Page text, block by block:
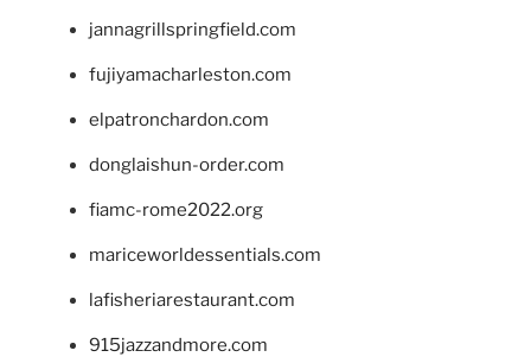
jannagrillspringfield.com
fujiyamacharleston.com
elpatronchardon.com
donglaishun-order.com
fiamc-rome2022.org
mariceworldessentials.com
lafisheriarestaurant.com
915jazzandmore.com